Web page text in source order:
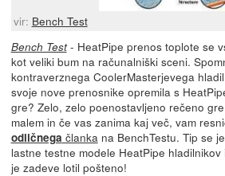
vir: Bench Test
Bench Test- HeatPipe prenos toplote se
kot veliki bum na računalniški sceni.
kontraverznega CoolerMasterjevega
svoje nove prenosnike opremila s
gre? Zelo, zelo poenostavljeno rečeno
malem in če vas zanima kaj več, vam
odličnega članka na BenchTestu. Tip se
lastne testne modele HeatPipe
je zadeve lotil pošteno!